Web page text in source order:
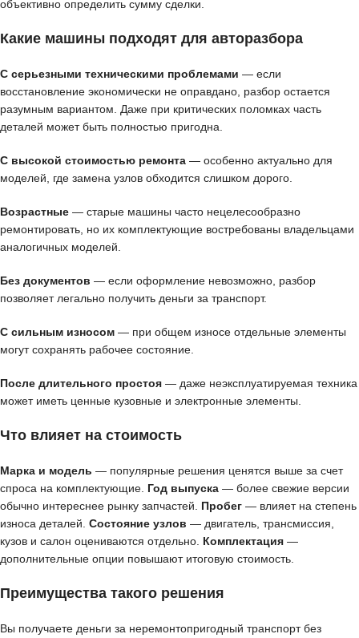
объективно определить сумму сделки.
Какие машины подходят для авторазбора
С серьезными техническими проблемами — если
восстановление экономически не оправдано, разбор остается
разумным вариантом. Даже при критических поломках часть
деталей может быть полностью пригодна.
С высокой стоимостью ремонта — особенно актуально для
моделей, где замена узлов обходится слишком дорого.
Возрастные — старые машины часто нецелесообразно
ремонтировать, но их комплектующие востребованы владельцами
аналогичных моделей.
Без документов — если оформление невозможно, разбор
позволяет легально получить деньги за транспорт.
С сильным износом — при общем износе отдельные элементы
могут сохранять рабочее состояние.
После длительного простоя — даже неэксплуатируемая техника
может иметь ценные кузовные и электронные элементы.
Что влияет на стоимость
Марка и модель — популярные решения ценятся выше за счет
спроса на комплектующие. Год выпуска — более свежие версии
обычно интереснее рынку запчастей. Пробег — влияет на степень
износа деталей. Состояние узлов — двигатель, трансмиссия,
кузов и салон оцениваются отдельно. Комплектация —
дополнительные опции повышают итоговую стоимость.
Преимущества такого решения
Вы получаете деньги за неремонтопригодный транспорт без